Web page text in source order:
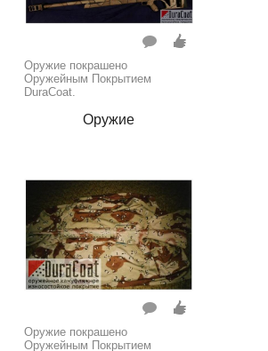
Оружие покрашено
Оружейным Покрытием
DuraCoat.
Оружие
Оружие покрашено
Оружейным Покрытием